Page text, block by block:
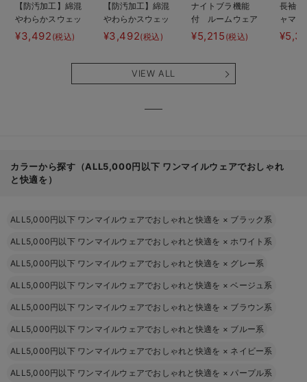
【防汚加工】綿混
やわらかスウェッ
ト半袖ティアード
ネグリジェ マタ
¥3,492 (税込)
【防汚加工】綿混
やわらかスウェッ
ト半袖フレアワン
ピース マタニテ
も長く使える】
¥3,492(税込)
ナイトブラ機能
付 ルームウェア
にもなる授乳キャ
ミソール
¥5,215 (税込)
長袖サ
ャマ
ェー
VIEW ALL
カラーから探す（ALL5,000円以下 ワンマイルウェアでおしゃれ
と快適を）
ALL5,000円以下 ワンマイルウェアでおしゃれと快適を × ブラック系
ALL5,000円以下 ワンマイルウェアでおしゃれと快適を ×ホワイト系
ALL5,000円以下 ワンマイルウェアでおしゃれと快適を × グレー系
ALL5,000円以下 ワンマイルウェアでおしゃれと快適を ×ベージュ系
ALL5,000円以下 ワンマイルウェアでおしゃれと快適を × ブラウン系
ALL5,000円以下 ワンマイルウェアでおしゃれと快適を × ブルー系
ALL5,000円以下 ワンマイルウェアでおしゃれと快適を × ネイビー系
ALL5,000円以下 ワンマイルウェアでおしゃれと快適を ×パープル系